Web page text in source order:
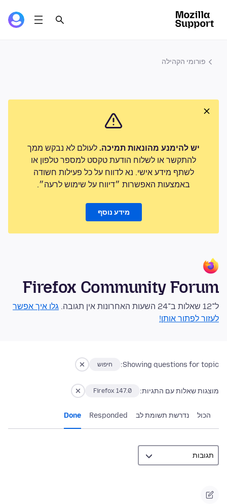
פורומי הקהילה
יש להימנע מהונאות תמיכה. לעולם לא נבקש ממך
להתקשר או לשלוח הודעת טקסט למספר טלפון או
לשתף מידע אישי. נא לדווח על כל פעילות חשודה
באמצעות האפשרות ״דיווח על שימוש לרעה״.
מידע נוסף
Firefox Community Forum
ל־12 שאלות ב־24 השעות האחרונות אין תגובה.
גלו איך אפשר
לעזור לפתור אותן!
Showing questions for topic: חיפוש
מוצגות שאלות עם התגיות: Firefox 147.0
הכול נדרשת תשומת לב Responded
Done